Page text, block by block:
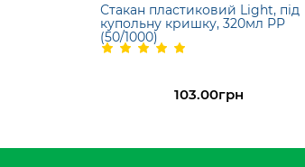
Стакан пластиковий Light, під
купольну кришку, 320мл PP
(50/1000)
103.00грн